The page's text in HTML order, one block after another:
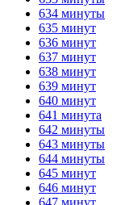
634 минуты
635 минут
636 минут
637 минут
638 минут
639 минут
640 минут
641 минута
642 минуты
643 минуты
644 минуты
645 минут
646 минут
647 минут